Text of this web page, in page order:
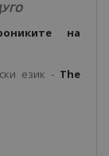
на
език - The